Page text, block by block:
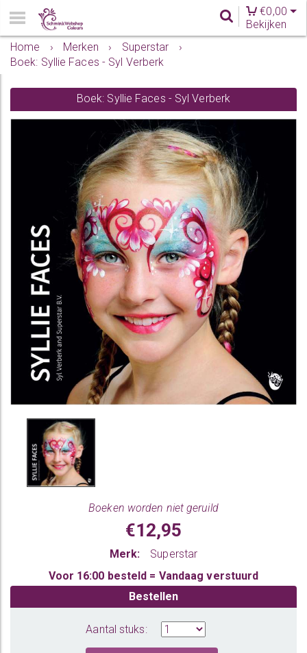
€0,00
Bekijken
Home
› Merken › Superstar
›
Boek: Syllie Faces - Syl Verberk
Boek: Syllie Faces - Syl Verberk
Boeken worden niet geruild
€12,95
Merk:
Superstar
Voor 16:00 besteld = Vandaag verstuurd
Bestellen
Aantal stuks: